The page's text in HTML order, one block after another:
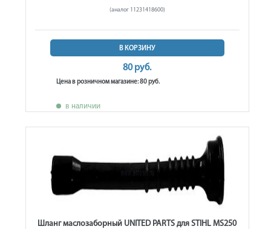
(аналог 11231418600)
В КОРЗИНУ
80 руб.
Цена в розничном магазине: 80 руб.
в наличии
Шланг маслозаборный UNITED PARTS для STIHL MS250